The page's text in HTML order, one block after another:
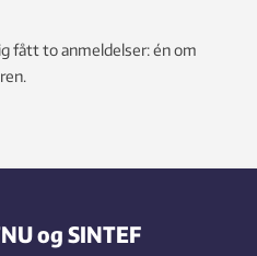
fått to anmeldelser: én om
og SINTEF